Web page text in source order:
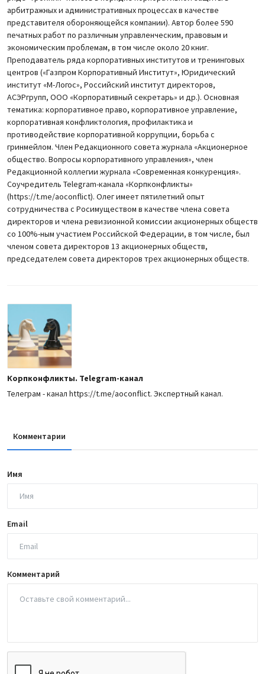
арбитражных и административных процессах в качестве
представителя обороняющейся компании). Автор более 590
печатных работ по различным управленческим, правовым и
экономическим проблемам, в том числе около 20 книг.
Преподаватель ряда корпоративных институтов и тренинговых
центров («Газпром Корпоративный Институт», Юридический
институт «М-Логос», Российский институт директоров,
АСЭРгрупп, ООО «Корпоративный секретарь» и др.). Основная
тематика: корпоративное право, корпоративное управление,
корпоративная конфликтология, профилактика и
противодействие корпоративной коррупции, борьба с
гринмейлом. Член Редакционного совета журнала «Акционерное
общество. Вопросы корпоративного управления», член
Редакционной коллегии журнала «Современная конкуренция».
Соучредитель Telegram-канала «Корпконфликты»
(https://t.me/aoconflict). Олег имеет пятилетний опыт
сотрудничества с Росимуществом в качестве члена совета
директоров и члена ревизионной комиссии акционерных обществ
со 100%-ным участием Российской Федерации, в том числе, был
членом совета директоров 13 акционерных обществ,
председателем совета директоров трех акционерных обществ.
Корпконфликты. Telegram-канал
Телеграм - канал https://t.me/aoconflict. Экспертный канал.
Комментарии
Имя
Email
Комментарий